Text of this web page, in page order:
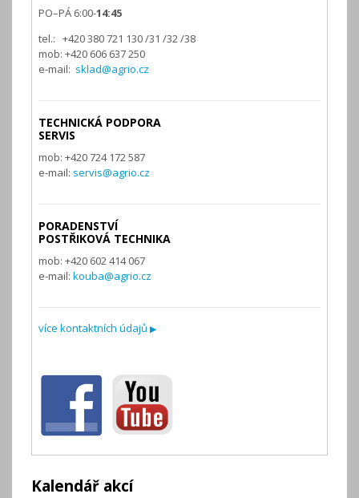
PO–PÁ 6:00-14:45
tel.: +420 380 721 130 /31 /32 /38
mob: +420 606 637 250
e-mail: sklad@agrio.cz
TECHNICKÁ PODPORA
SERVIS
mob: +420 724 172 587
e-mail: servis@agrio.cz
PORADENSTVÍ
POSTŘIKOVÁ TECHNIKA
mob: +420 602 414 067
e-mail: kouba@agrio.cz
více kontaktních údajů ▶
Kalendář akcí